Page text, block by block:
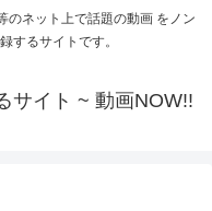
のネット上で話題の動画 をノン
するサイトです。
サイト ~ 動画NOW!!